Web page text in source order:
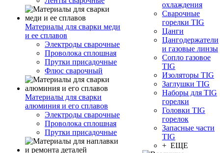
Материалы для сварки меди
и ее сплавов
Электроды сварочные
Проволока сплошная
Прутки присадочные
Флюс сварочный
Материалы для сварки
алюминия и его сплавов
Электроды сварочные
Проволока сплошная
Прутки присадочные
охлаждения
Сварочные
горелки TIG
Цанги
Цангодержатели
и газовые линзы
Сопло газовое
TIG
Изоляторы TIG
Заглушки TIG
Наборы для TIG
горелки
Головки TIG
горелок
Запасные части
TIG
+ ЕЩЕ